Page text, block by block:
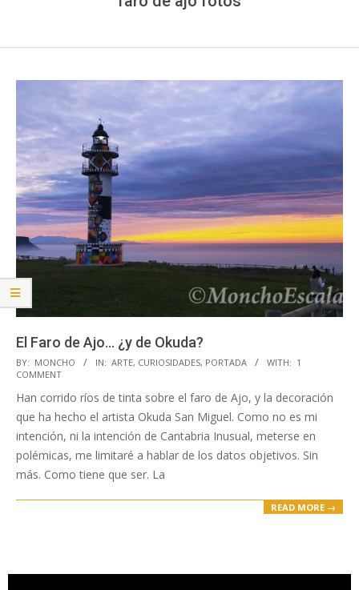
El Faro de Ajo… ¿y de Okuda?
2021-
02-
25
BY: MONCHO IN: ARTE, CURIOSIDADES, PORTADA WITH: 1
COMMENT
Han corrido ríos de tinta sobre el faro de Ajo, y la decoración
que ha hecho el artista Okuda San Miguel. Como no es mi
intención, ni la intención de Cantabria Inusual, meterse en
polémicas, me limitaré a hablar de los datos objetivos. Sin
más. Como tiene que ser. La
READ MORE →